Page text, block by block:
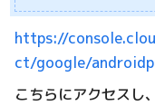
https://
ct/google/
こちらにアクセスし